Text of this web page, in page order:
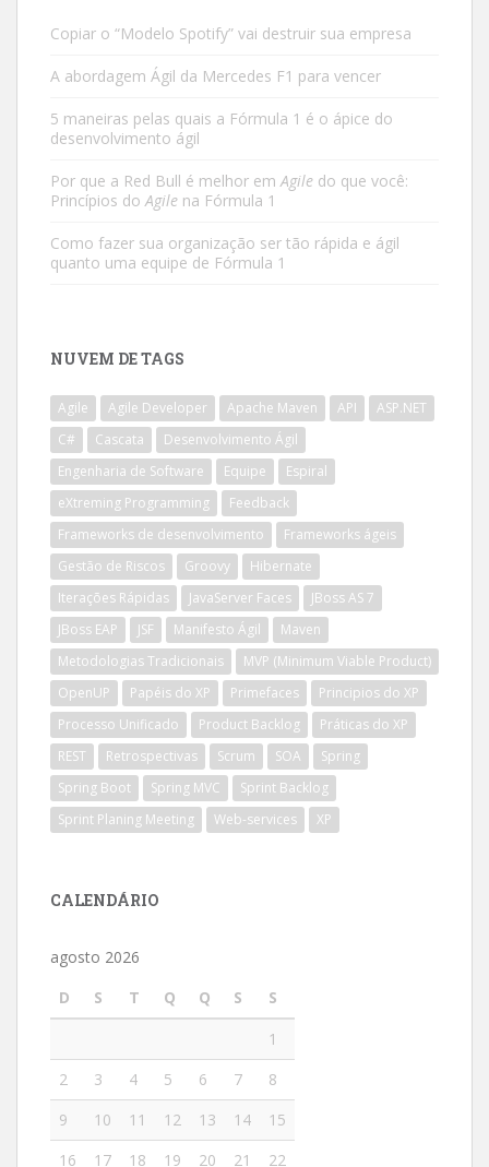
Copiar o “Modelo Spotify” vai destruir sua empresa
A abordagem Ágil da Mercedes F1 para vencer
5 maneiras pelas quais a Fórmula 1 é o ápice do
desenvolvimento ágil
Por que a Red Bull é melhor emAgile do que você:
Princípios doAgile na Fórmula 1
Como fazer sua organização ser tão rápida e ágil
quanto uma equipe de Fórmula 1
NUVEM DE TAGS
Agile Agile Developer Apache Maven API
ASP.NET
C#
Cascata
Desenvolvimento Ágil
Engenharia de Software
Equipe
Espiral
eXtreming Programming
Feedback
Frameworks de desenvolvimento
Frameworks ágeis
Gestão de Riscos
Groovy
Hibernate
Iterações Rápidas
JavaServer Faces
JBoss AS 7
JBoss EAP
JSF Manifesto Ágil
Maven
Metodologias Tradicionais
MVP (Minimum Viable Product)
OpenUP
Papéis do XP Primefaces
Principios do XP
Processo Unificado
Product Backlog
Práticas do XP
REST
Retrospectivas Scrum SOA
Spring
Spring Boot
Spring MVC
Sprint Backlog
Sprint Planing Meeting
Web-services XP
CALENDÁRIO
agosto 2026
D
S T Q Q S
S
1
2
3 4 5 6 7
8
9
10 11 12 13 14
15
16
17 18 19 20 21 22